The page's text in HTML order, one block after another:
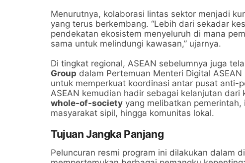
Menurutnya, kolaborasi lintas sektor menjadi
yang terus berkembang. “Lebih dari sekadar
pendekatan ekosistem menyeluruh di mana
sama untuk melindungi kawasan,” ujarnya.
Di tingkat regional, ASEAN sebelumnya juga
Group dalam Pertemuan Menteri Digital
untuk memperkuat koordinasi antar pusat anti-
ASEAN kemudian hadir sebagai kelanjutan
whole-of-society yang melibatkan
masyarakat sipil, hingga komunitas lokal.
Tujuan Jangka Panjang
Peluncuran resmi program ini dilakukan dalam